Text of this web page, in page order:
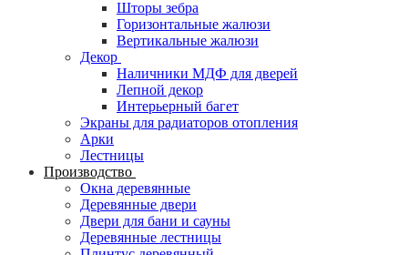
Шторы зебра
Горизонтальные жалюзи
Вертикальные жалюзи
Декор
Наличники МДФ для дверей
Лепной декор
Интерьерный багет
Экраны для радиаторов отопления
Арки
Лестницы
Производство
Окна деревянные
Деревянные двери
Двери для бани и сауны
Деревянные лестницы